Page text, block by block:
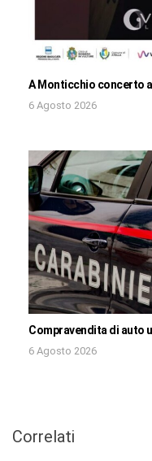
A Monticchio concerto
6 Agosto 2026
Compravendita di auto
6 Agosto 2026
Correlati